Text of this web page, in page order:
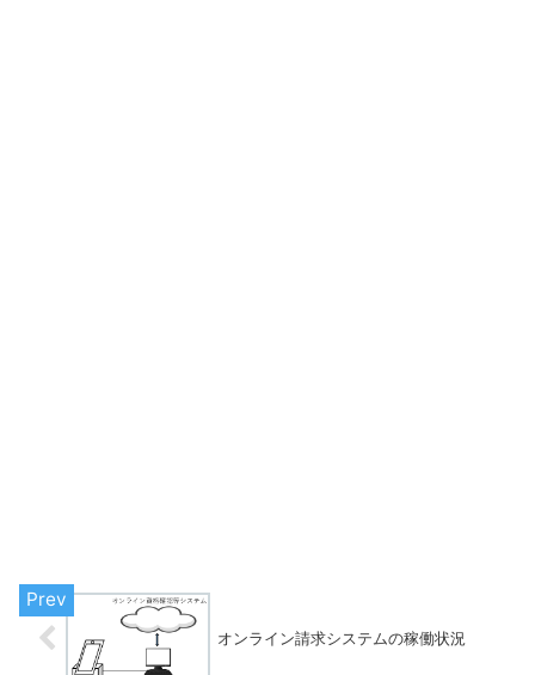
オンライン請求システムの稼働状況